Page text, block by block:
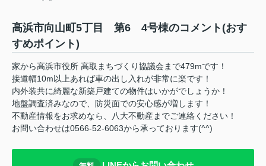
高浜市向山町5丁目 第6 4号棟のコメント(おす
すめポイント)
家から高浜市役所 高取まちづくり協議会まで479mです！
接道幅10m以上あれば車の出し入れが非常に楽です！
内外装共に綺麗な新築戸建ての物件はいかがでしょうか！
地盤調査済みなので、防災面での安心感が増します！
不動産情報をお求めなら、八大不動産までご連絡ください！
お問い合わせは0566-52-6063から承っております(^^)